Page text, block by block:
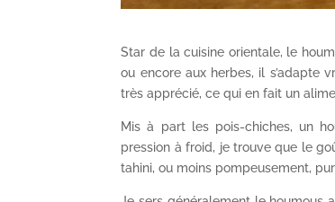
Star de la cuisine orientale, le
ou encore aux herbes, il s’adapte
très apprécié, ce qui en fait un
Mis à part les pois-chiches, un
pression à froid, je trouve que le
tahini, ou moins pompeusement,